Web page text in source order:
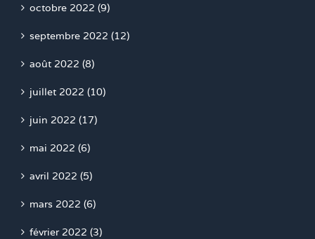
octobre 2022 (9)
septembre 2022 (12)
août 2022 (8)
juillet 2022 (10)
juin 2022 (17)
mai 2022 (6)
avril 2022 (5)
mars 2022 (6)
février 2022 (3)